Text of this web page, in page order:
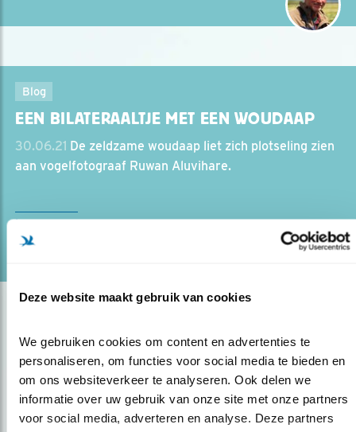
Deze website maakt gebruik van cookies
We gebruiken cookies om content en advertenties te
personaliseren, om functies voor social media te bieden en
om ons websiteverkeer te analyseren. Ook delen we
informatie over uw gebruik van onze site met onze partners
voor social media, adverteren en analyse. Deze partners
Blog
EEN BILATERAALTJE MET EEN WOUDAAP
30.06.21 De zeldzame woudaap liet zich plotseling zien
aan vogelfotograaf Ruwan Aluvihare.
lees meer
Door Ruwan Aluvihare